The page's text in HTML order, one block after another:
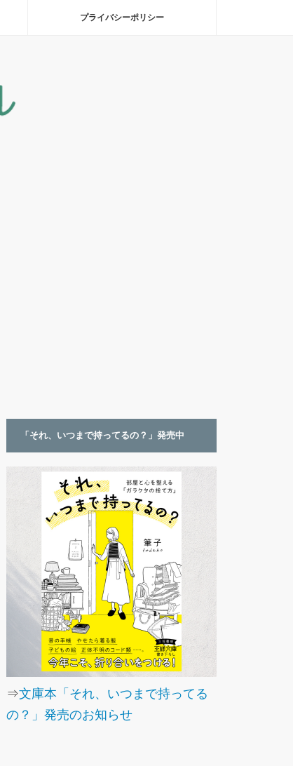
プライバシーポリシー
「それ、いつまで持ってるの？」発売中
⇒文庫本「それ、いつまで持ってる
の？」発売のお知らせ